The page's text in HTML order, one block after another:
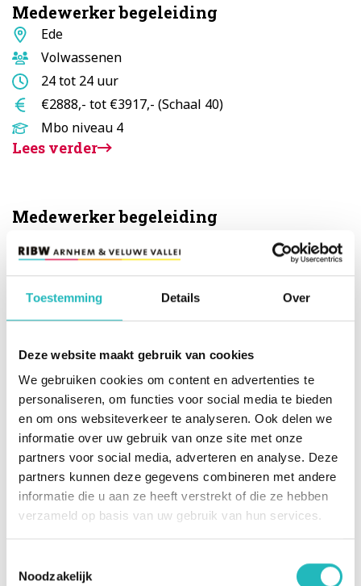
Toestemming Details Over
Deze website maakt gebruik van cookies
We gebruiken cookies om content en advertenties te
personaliseren, om functies voor social media te bieden
en om ons websiteverkeer te analyseren. Ook delen we
informatie over uw gebruik van onze site met onze
partners voor social media, adverteren en analyse. Deze
partners kunnen deze gegevens combineren met andere
informatie die u aan ze heeft verstrekt of die ze hebben
verzameld op basis van uw gebruik van hun services.
Noodzakelijk
Medewerker begeleiding
Standplaats
Ede
Doelgroep
Volwassenen
Aantal
uur
24 tot 24 uur
Salaris€2888,- tot €3917,- (Schaal 40)
Opleidingsniveau
Mbo niveau 4
Lees verder
Medewerker begeleiding
Doelgroep
Volwassenen
uur
Salaris€2888,- tot €3917,- (Schaal 40)
Lees verder
Woonzorgmedewerker
Standplaats
Ede
Doelgroep
Volwassenen
Aantal 20 tot 24 uur
Salaris€2504,- tot €3039,- (Schaal 20)
Opleidingsniveau
Mbo niveau 2